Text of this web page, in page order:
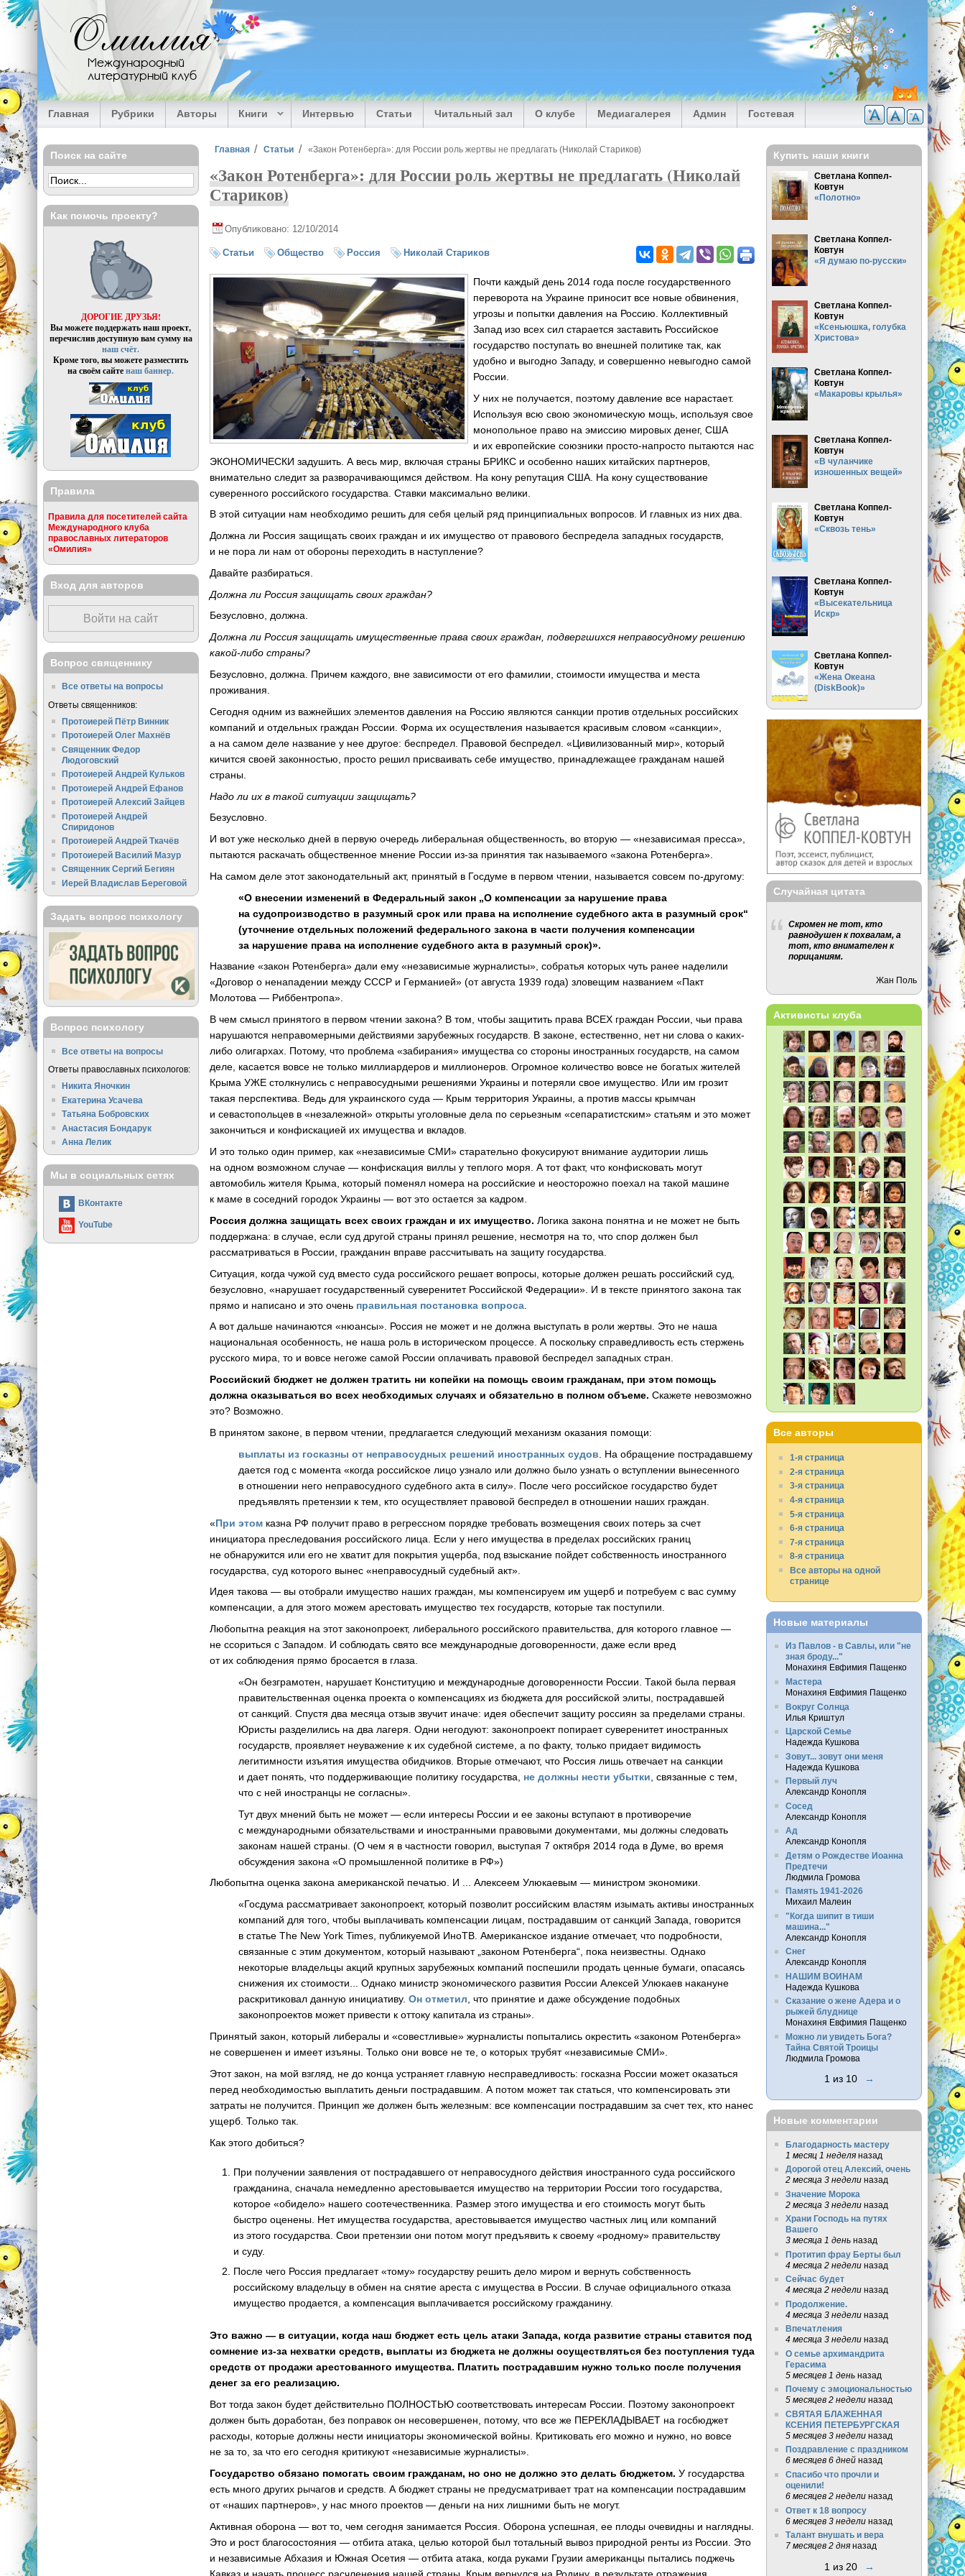
Перейти к основному содержанию
Омилия
Международный
литературный клуб
Главная Рубрики Авторы Книги Интервью Статьи Читальный зал О клубе Медиагалерея Админ Гостевая
Вы здесь
Главная Статьи «Закон Ротенберга»: для России роль жертвы не предлагать (Николай Стариков)
«Закон Ротенберга»: для России роль жертвы не предлагать (Николай
Стариков)
Опубликовано: 12/10/2014
Статьи Общество Россия Николай Стариков
Почти каждый день 2014 года после государственного
переворота на Украине приносит все новые обвинения,
угрозы и попытки давления на Россию. Коллективный
Запад изо всех сил старается заставить Российское
государство поступать во внешней политике так, как
удобно и выгодно Западу, и совершенно невыгодно самой
России.
У них не получается, поэтому давление все нарастает.
Используя всю свою экономическую мощь, используя свое
монопольное право на эмиссию мировых денег, США
и их европейские союзники просто-напросто пытаются нас
ЭКОНОМИЧЕСКИ задушить. А весь мир, включая страны БРИКС и особенно наших китайских партнеров,
внимательно следит за разворачивающимся действом. На кону репутация США. На кону существование
суверенного российского государства. Ставки максимально велики.
В этой ситуации нам необходимо решить для себя целый ряд принципиальных вопросов. И главных из них два.
Должна ли Россия защищать своих граждан и их имущество от правового беспредела западных государств,
и не пора ли нам от обороны переходить в наступление?
Давайте разбираться.
Должна ли Россия защищать своих граждан?
Безусловно, должна.
Должна ли Россия защищать имущественные права своих граждан, подвергшихся неправосудному решению
какой-либо страны?
Безусловно, должна. Причем каждого, вне зависимости от его фамилии, стоимости имущества и места
проживания.
Сегодня одним из важнейших элементов давления на Россию являются санкции против отдельных российских
компаний и отдельных граждан России. Форма их осуществления называется красивым словом «санкции»,
а на самом деле название у нее другое: беспредел. Правовой беспредел. «Цивилизованный мир», который
кичится своей законностью, просто решил присваивать себе имущество, принадлежащее гражданам нашей
страны.
Надо ли их в такой ситуации защищать?
Безусловно.
И вот уже несколько дней в первую очередь либеральная общественность, во вторую — «независимая пресса»,
пытаются раскачать общественное мнение России из-за принятия так называемого «закона Ротенберга».
На самом деле этот законодательный акт, принятый в Госдуме в первом чтении, называется совсем по-другому:
«О внесении изменений в Федеральный закон „О компенсации за нарушение права
на судопроизводство в разумный срок или права на исполнение судебного акта в разумный срок“
(уточнение отдельных положений федерального закона в части получения компенсации
за нарушение права на исполнение судебного акта в разумный срок)».
Название «закон Ротенберга» дали ему «независимые журналисты», собратья которых чуть ранее наделили
«Договор о ненападении между СССР и Германией» (от августа 1939 года) зловещим названием «Пакт
Молотова — Риббентропа».
В чем смысл принятого в первом чтении закона? В том, чтобы защитить права ВСЕХ граждан России, чьи права
нарушаются неправомерными действиями зарубежных государств. В законе, естественно, нет ни слова о каких-
либо олигархах. Потому, что проблема «забирания» имущества со стороны иностранных государств, на самом
деле, касается вовсе не только миллиардеров и миллионеров. Огромное количество вовсе не богатых жителей
Крыма УЖЕ столкнулись с неправосудными решениями Украины и потеряли свое имущество. Или им грозит
такая перспектива. Ведь для украинского суда — Крым территория Украины, а против массы крымчан
и севастопольцев в «незалежной» открыты уголовные дела по серьезным «сепаратистским» статьям и это может
закончиться и конфискацией их имущества и вкладов.
И это только один пример, как «независимые СМИ» старательно фокусируют внимание аудитории лишь
на одном возможном случае — конфискация виллы у теплого моря. А тот факт, что конфисковать могут
автомобиль жителя Крыма, который поменял номера на российские и неосторожно поехал на такой машине
к маме в соседний городок Украины — вот это остается за кадром.
Россия должна защищать всех своих граждан и их имущество. Логика закона понятна и не может не быть
поддержана: в случае, если суд другой страны принял решение, несмотря на то, что спор должен был
рассматриваться в России, гражданин вправе рассчитывать на защиту государства.
Ситуация, когда чужой суд вместо суда российского решает вопросы, которые должен решать российский суд,
безусловно, «нарушает государственный суверенитет Российской Федерации». И в тексте принятого закона так
прямо и написано и это очень правильная постановка вопроса
А вот дальше начинаются «нюансы». Россия не может и не должна выступать в роли жертвы. Это не наша
национальная особенность, не наша роль в историческом процессе. А поскольку справедливость есть стержень
русского мира, то и вовсе негоже самой России оплачивать правовой беспредел западных стран.
Российский бюджет не должен тратить ни копейки на помощь своим гражданам, при этом помощь
должна оказываться во всех необходимых случаях и обязательно в полном объеме. Скажете невозможно
это? Возможно.
В принятом законе, в первом чтении, предлагается следующий механизм оказания помощи:
выплаты из госказны от неправосудных решений иностранных судов . На обращение пострадавшему
дается год с момента «когда российское лицо узнало или должно было узнать о вступлении вынесенного
в отношении него неправосудного судебного акта в силу». После чего российское государство будет
предъявлять претензии к тем, кто осуществляет правовой беспредел в отношении наших граждан.
«При этом казна РФ получит право в регрессном порядке требовать возмещения своих потерь за счет
инициатора преследования российского лица. Если у него имущества в пределах российских границ
не обнаружится или его не хватит для покрытия ущерба, под взыскание пойдет собственность иностранного
государства, суд которого вынес «неправосудный судебный акт».
Идея такова — вы отобрали имущество наших граждан, мы компенсируем им ущерб и потребуем с вас сумму
компенсации, а для этого можем арестовать имущество тех государств, которые так поступили.
Любопытна реакция на этот законопроект, либерального российского правительства, для которого главное —
не ссориться с Западом. И соблюдать свято все международные договоренности, даже если вред
от их соблюдения прямо бросается в глаза.
«Он безграмотен, нарушает Конституцию и международные договоренности России. Такой была первая
правительственная оценка проекта о компенсациях из бюджета для российской элиты, пострадавшей
от санкций. Спустя два месяца отзыв звучит иначе: идея обеспечит защиту россиян за пределами страны.
Юристы разделились на два лагеря. Одни негодуют: законопроект попирает суверенитет иностранных
государств, проявляет неуважение к их судебной системе, а по факту, только придает видимость
легитимности изъятия имущества обидчиков. Вторые отмечают, что Россия лишь отвечает на санкции
и дает понять, что поддерживающие политику государства, не должны нести убытки , связанные с тем,
что с ней иностранцы не согласны».
Тут двух мнений быть не может — если интересы России и ее законы вступают в противоречие
с международными обязательствами и иностранными правовыми документами, мы должны следовать
законам нашей страны. (О чем я в частности говорил, выступая 7 октября 2014 года в Думе, во время
обсуждения закона «О промышленной политике в РФ»)
Любопытна оценка закона американской печатью. И ... Алексеем Улюкаевым — министром экономики.
«Госдума рассматривает законопроект, который позволит российским властям изымать активы иностранных
компаний для того, чтобы выплачивать компенсации лицам, пострадавшим от санкций Запада, говорится
в статье The New York Times, публикуемой ИноТВ. Американское издание отмечает, что подробности,
связанные с этим документом, который называют „законом Ротенберга“, пока неизвестны. Однако
некоторые владельцы акций крупных зарубежных компаний поспешили продать ценные бумаги, опасаясь
снижения их стоимости... Однако министр экономического развития России Алексей Улюкаев накануне
раскритиковал данную инициативу.Он отметил, что принятие и даже обсуждение подобных
законопроектов может привести к оттоку капитала из страны».
Принятый закон, который либералы и «совестливые» журналисты попытались окрестить «законом Ротенберга»
не совершенен и имеет изъяны. Только они вовсе не те, о которых трубят «независимые СМИ».
Этот закон, на мой взгляд, не до конца устраняет главную несправедливость: госказна России может оказаться
перед необходимостью выплатить деньги пострадавшим. А потом может так статься, что компенсировать эти
затраты не получится. Принцип же должен быть железным: все компенсации пострадавшим за счет тех, кто нанес
ущерб. Только так.
Как этого добиться?
При получении заявления от пострадавшего от неправосудного действия иностранного суда российского
гражданина, сначала немедленно арестовывается имущество на территории России того государства,
которое «обидело» нашего соотечественника. Размер этого имущества и его стоимость могут быть
быстро оценены. Нет имущества государства, арестовывается имущество частных лиц или компаний
из этого государства. Свои претензии они потом могут предъявить к своему «родному» правительству
и суду.
После чего Россия предлагает «тому» государству решить дело миром и вернуть собственность
российскому владельцу в обмен на снятие ареста с имущества в России. В случае официального отказа
имущество продается, а компенсация выплачивается российскому гражданину.
Это важно — в ситуации, когда наш бюджет есть цель атаки Запада, когда развитие страны ставится под
сомнение из-за нехватки средств, выплаты из бюджета не должны осуществляться без поступления туда
средств от продажи арестованного имущества. Платить пострадавшим нужно только после получения
денег за его реализацию.
Вот тогда закон будет действительно ПОЛНОСТЬЮ соответствовать интересам России. Поэтому законопроект
должен быть доработан, без поправок он несовершенен, потому, что все же ПЕРЕКЛАДЫВАЕТ на госбюджет
расходы, которые должны нести инициаторы экономической войны. Критиковать его можно и нужно, но вовсе
не за то, за что его сегодня критикуют «независимые журналисты».
Государство обязано помогать своим гражданам, но оно не должно это делать бюджетом. У государства
есть много других рычагов и средств. А бюджет страны не предусматривает трат на компенсации пострадавшим
от «наших партнеров», у нас много проектов — деньги на них лишними быть не могут.
Активная оборона — вот то, чем сегодня занимается Россия. Оборона успешная, ее плоды очевидны и наглядны.
Это и рост благосостояния — отбита атака, целью которой был тотальный вывоз природной ренты из России. Это
и независимые Абхазия и Южная Осетия — отбита атака, когда руками Грузии американцы пытались поджечь
Кавказ и начать процесс расчленения нашей страны. Крым вернулся на Родину, в результате отражения
Поиск на сайте
Как помочь проекту?
ДОРОГИЕ ДРУЗЬЯ!
Вы можете поддержать наш проект,
перечислив доступную вам сумму на
наш счёт.
Кроме того, вы можете разместить
на своём сайтенаш баннер.
Правила
Правила для посетителей сайта
Международного клуба
православных литераторов
«Омилия»
Вход для авторов
Войти на сайт
Вопрос священнику
Все ответы на вопросы
Ответы священников:
Протоиерей Пётр Винник
Протоиерей Олег Махнёв
Священник Федор
Людоговский
Протоиерей Андрей Кульков
Протоиерей Андрей Ефанов
Протоиерей Алексий Зайцев
Протоиерей Андрей
Спиридонов
Протоиерей Андрей Ткачёв
Протоиерей Василий Мазур
Священник Сергий Бегиян
Иерей Владислав Береговой
Задать вопрос психологу
Вопрос психологу
Все ответы на вопросы
Ответы православных психологов:
Никита Яночкин
Екатерина Усачева
Татьяна Бобровских
Анастасия Бондарук
Анна Лелик
Мы в социальных сетях
ВКонтакте
YouTube
Купить наши книги
Светлана Коппел-
Ковтун
«Полотно»
Светлана Коппел-
Ковтун
«Я думаю по-русски»
Светлана Коппел-
Ковтун
«Ксеньюшка, голубка
Христова»
Светлана Коппел-
Ковтун
«Макаровы крылья»
Светлана Коппел-
Ковтун
«В чуланчике
изношенных вещей»
Светлана Коппел-
Ковтун
«Сквозь тень»
Светлана Коппел-
Ковтун
«Высекательница
Искр»
Светлана Коппел-
Ковтун
«Жена Океана
(DiskBook)»
Случайная цитата
Скромен не тот, кто
равнодушен к похвалам, а
тот, кто внимателен к
порицаниям.
Жан Поль
Активисты клуба
Все авторы
1-я страница
2-я страница
3-я страница
4-я страница
5-я страница
6-я страница
7-я страница
8-я страница
Все авторы на одной
странице
Новые материалы
Из Павлов - в Савлы, или "не
зная броду..."
Монахиня Евфимия Пащенко
Мастера
Монахиня Евфимия Пащенко
Вокруг Солнца
Илья Криштул
Царской Семье
Надежда Кушкова
Зовут... зовут они меня
Надежда Кушкова
Первый луч
Александр Конопля
Сосед
Александр Конопля
Ад
Александр Конопля
Детям о Рождестве Иоанна
Предтечи
Людмила Громова
Память 1941-2026
Михаил Малеин
"Когда шипит в тиши
машина..."
Александр Конопля
Снег
Александр Конопля
НАШИМ ВОИНАМ
Надежда Кушкова
Сказание о жене Адера и о
рыжей блуднице
Монахиня Евфимия Пащенко
Можно ли увидеть Бога?
Тайна Святой Троицы
Людмила Громова
1 из 10 →
Новые комментарии
Благодарность мастеру
1 месяц 1 неделяназад
Дорогой отец Алексий, очень
2 месяца 3 неделиназад
Значение Морока
2 месяца 3 неделиназад
Храни Господь на путях
Вашего
3 месяца 1 деньназад
Протитип фрау Берты был
4 месяца 2 неделиназад
Сейчас будет
4 месяца 2 неделиназад
Продолжение.
4 месяца 3 неделиназад
Впечатления
4 месяца 3 неделиназад
О семье архимандрита
Герасима
5 месяцев 1 деньназад
Почему с эмоциональностью
5 месяцев 2 неделиназад
СВЯТАЯ БЛАЖЕННАЯ
КСЕНИЯ ПЕТЕРБУРГСКАЯ
5 месяцев 3 неделиназад
Поздравление с праздником
6 месяцев 6 днейназад
Спасибо что прочли и
оценили!
6 месяцев 2 неделиназад
Ответ к 18 вопросу
6 месяцев 3 неделиназад
Талант внушать и вера
7 месяцев 2 дняназад
1 из 20 →